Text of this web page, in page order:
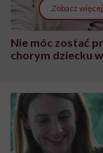
Zobacz więcej
Nie móc zostać
chorym dziecku w
może chyba tylko
głupota i brak
wyobraźni"